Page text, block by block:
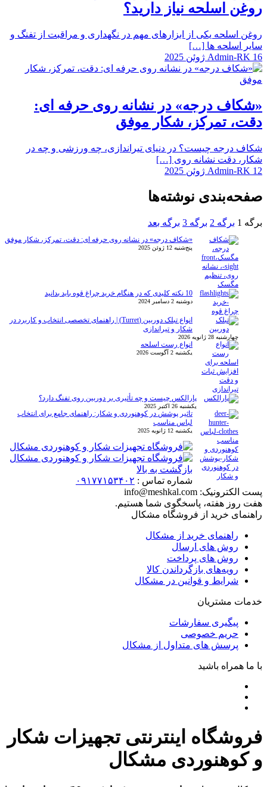
روغن اسلحه نیاز دارید؟
روغن اسلحه یکی از ابزارهای مهم در نگهداری و مراقبت از تفنگ و
سایر اسلحه ها […]
Admin-RK 16 ژوئن 2025
«شکاف درجه» در نشانه روی حرفه ای:
دقت، تمرکز، شکار موفق
شکاف درجه چیست؟ در دنیای تیراندازی، چه ورزشی و چه در
شکار، دقت نشانه روی […]
Admin-RK 12 ژوئن 2025
صفحه‌بندی نوشته‌ها
برگه 1 برگه 2 برگه 3 برگه بعد
«شکاف درجه» در نشانه روی حرفه ای: دقت، تمرکز، شکار موفق
پنج‌شنبه 12 ژوئن 2025
10 نکته کلیدی که در هنگام خرید چراغ قوه باید بدانید
دوشنبه 2 دسامبر 2024
انواع تبلک دوربین (Turret) | راهنمای تخصصی انتخاب و کاربرد در
شکار و تیراندازی
چهارشنبه 28 ژانویه 2026
انواع رست اسلحه
یکشنبه 2 آگوست 2026
پارالکس چیست و چه تأثیری بر دوربین روی تفنگ دارد؟
یکشنبه 26 اکتبر 2025
تاثیر پوشش در کوهنوردی و شکار: راهنمای جامع برای انتخاب
لباس مناسب
یکشنبه 12 ژانویه 2025
بازگشت به بالا
شماره تماس : ۰۹۱۷۷۱۵۳۴۰۲
پست الکترونیک: info@meshkal.com
هفت روز هفته، پاسخگوی شما هستیم.
راهنمای خرید از فروشگاه مشکال
راهنمای خرید از مشکال
روش های ارسال
روش های پرداخت
رویه‌های بازگرداندن کالا
شرایط و قوانین در مشکال
خدمات مشتریان
پیگیری سفارشات
حریم خصوصی
پرسش های متداول از مشکال
با ما همراه باشید
فروشگاه اینترنتی تجهیزات شکار
و کوهنوردی مشکال